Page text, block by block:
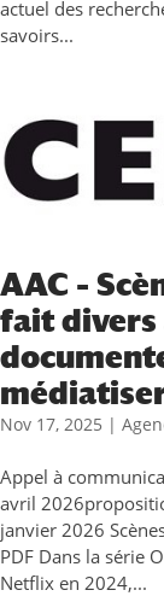
actuel des
savoirs...
AAC –
fait divers
Nov 17, 2025 |
Appel à
avril
janvier 2026
PDF Dans la série
Netflix en 2024,...